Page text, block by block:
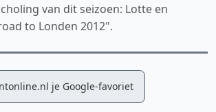
van dit seizoen: Lotte en
to Londen 2012".
je Google-favoriet